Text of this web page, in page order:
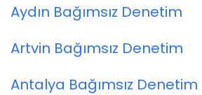
Aydın Bağımsız Denetim
Artvin Bağımsız Denetim
Antalya Bağımsız Denetim